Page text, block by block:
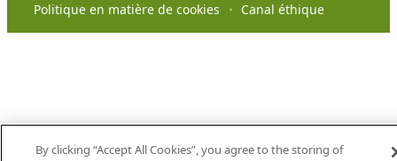
Politique en matière de cookies
Canal éthique
By clicking “Accept All Cookies”, you agree to the storing of